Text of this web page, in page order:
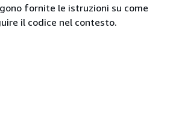
fornite le istruzioni su come
il codice nel contesto.